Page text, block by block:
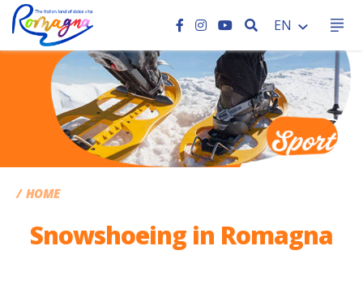
SEARCH
EN
CC
HOME
Snowshoeing in Romagna